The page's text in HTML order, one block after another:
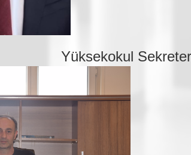
Yüksekokul